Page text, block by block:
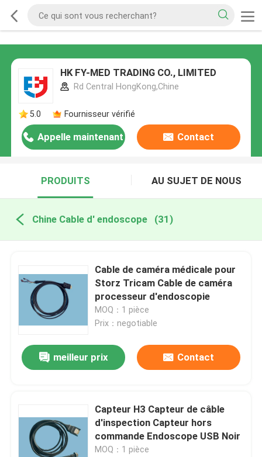
HK FY-MED TRADING CO., LIMITED
Rd Central HongKong,Chine
5.0 Fournisseur vérifié
Appelle maintenant Contact
PRODUITS AU SUJET DE NOUS
Chine Cable d' endoscope (31)
Cable de caméra médicale pour
Storz Tricam Cable de caméra
processeur d'endoscopie
MOQ：1 pièce
Prix：negotiable
meilleur prix Contact
Capteur H3 Capteur de câble
d'inspection Capteur hors
commande Endoscope USB Noir
MOQ：1 pièce